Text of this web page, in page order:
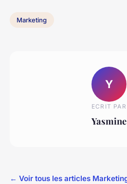
Marketing
Y
ECRIT PAR
Yasmine
← Voir tous les articles